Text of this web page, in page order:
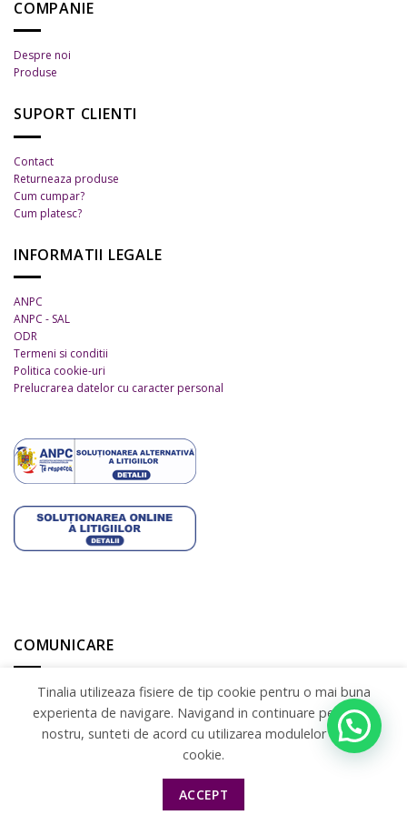
alese
COMPANIE
Despre noi
Produse
SUPORT CLIENTI
Contact
Returneaza produse
Cum cumpar?
Cum platesc?
INFORMATII LEGALE
ANPC
ANPC - SAL
ODR
Termeni si conditii
Politica cookie-uri
Prelucrarea datelor cu caracter personal
COMUNICARE
Copyright 2026 © Tinalia ART
Tinalia utilizeaza fisiere de tip cookie pentru o mai buna
experienta de navigare. Navigand in continuare pe site-ul
nostru, sunteti de acord cu utilizarea modulelor de tip
cookie.
ACCEPT